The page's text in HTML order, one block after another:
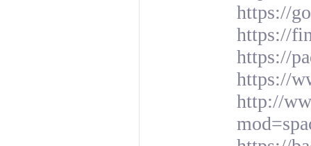
https://
https://
https://
https://
http://